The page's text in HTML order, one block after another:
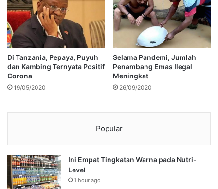
Di Tanzania, Pepaya, Puyuh
dan Kambing Ternyata Positif
Corona
19/05/2020
Selama Pandemi, Jumlah
Penambang Emas Ilegal
Meningkat
26/09/2020
Popular
Ini Empat Tingkatan Warna pada Nutri-
Level
1 hour ago